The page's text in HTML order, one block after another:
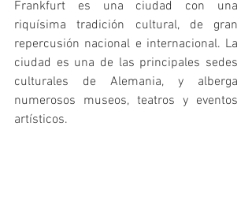
Frankfurt es una ciudad con una
riquísima tradición cultural, de gran
repercusión nacional e internacional. La
ciudad es una de las principales sedes
culturales de Alemania, y alberga
numerosos museos, teatros y eventos
artísticos.